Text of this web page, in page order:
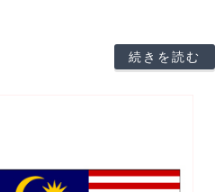
続きを読む